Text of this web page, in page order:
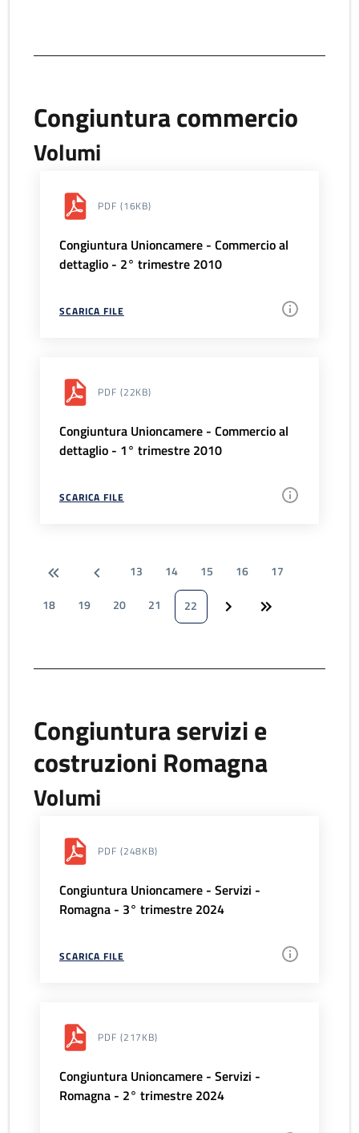
Congiuntura commercio
Volumi
PDF (16KB)
Congiuntura Unioncamere - Commercio al
dettaglio - 2° trimestre 2010
SCARICA FILE
PDF (22KB)
Congiuntura Unioncamere - Commercio al
dettaglio - 1° trimestre 2010
SCARICA FILE
13 14 15 16
17
18
19 20 21 22
Congiuntura servizi e
costruzioni Romagna
Volumi
PDF (248KB)
Congiuntura Unioncamere - Servizi -
Romagna - 3° trimestre 2024
SCARICA FILE
PDF (217KB)
Congiuntura Unioncamere - Servizi -
Romagna - 2° trimestre 2024